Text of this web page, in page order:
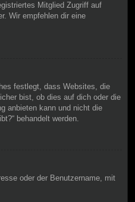
Mitglied Zugriff auf
Wir empfehlen dir eine
festlegt, dass Websites, die
bist, ob dies auf dich oder die
anbieten kann und nicht die
behandelt werden.
oder der Benutzername, mit